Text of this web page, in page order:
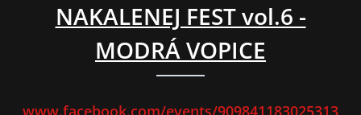
NAKALENEJ FEST vol.6 -
MODRÁ VOPICE